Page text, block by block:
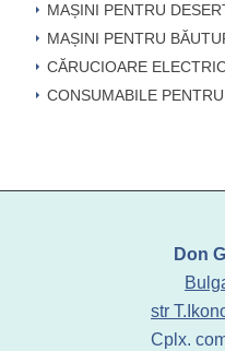
MAȘINI PENTRU
MAȘINI PENTRU
CĂRUCIOARE
CONSUMABILE
Don
str
Cplx.